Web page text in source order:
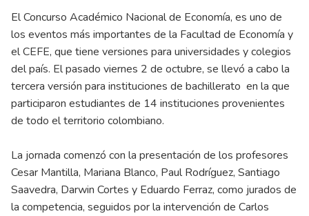
El Concurso Académico Nacional de Economía, es uno de
los eventos más importantes de la Facultad de Economía y
el CEFE, que tiene versiones para universidades y colegios
del país. El pasado viernes 2 de octubre, se llevó a cabo la
tercera versión para instituciones de bachillerato en la que
participaron estudiantes de 14 instituciones provenientes
de todo el territorio colombiano.
La jornada comenzó con la presentación de los profesores
Cesar Mantilla, Mariana Blanco, Paul Rodríguez, Santiago
Saavedra, Darwin Cortes y Eduardo Ferraz, como jurados de
la competencia, seguidos por la intervención de Carlos